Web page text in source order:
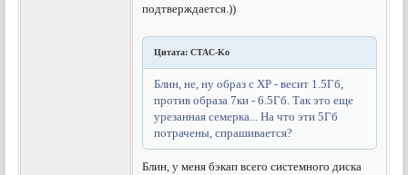
подтверждается.))
Цитата: CTAC-Ko
Блин, не, ну образ с ХР - весит 1.5Гб,
против образа 7ки - 6.5Гб. Так это еще
урезанная семерка... На что эти 5Гб
потрачены, спрашивается?
Блин, у меня бэкап всего системного диска